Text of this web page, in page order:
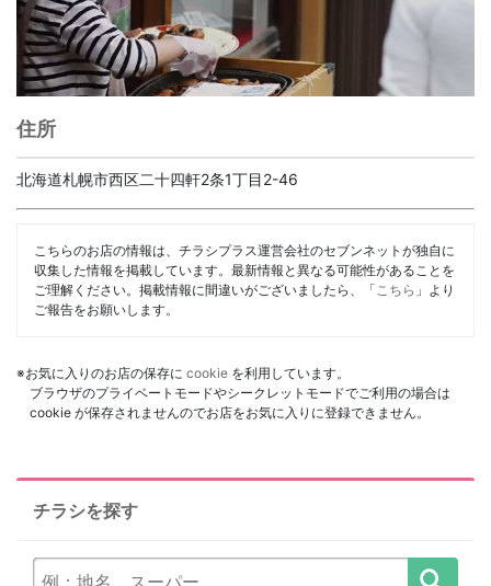
住所
北海道札幌市西区二十四軒2条1丁目2-46
こちらのお店の情報は、チラシプラス運営会社のセブンネットが独自に
収集した情報を掲載しています。最新情報と異なる可能性があることを
ご理解ください。掲載情報に間違いがございましたら、「 こちら 」より
ご報告をお願いします。
※お気に入りのお店の保存に cookie を利用しています。
ブラウザのプライベートモードやシークレットモードでご利用の場合は
cookie が保存されませんのでお店をお気に入りに登録できません。
チラシを探す